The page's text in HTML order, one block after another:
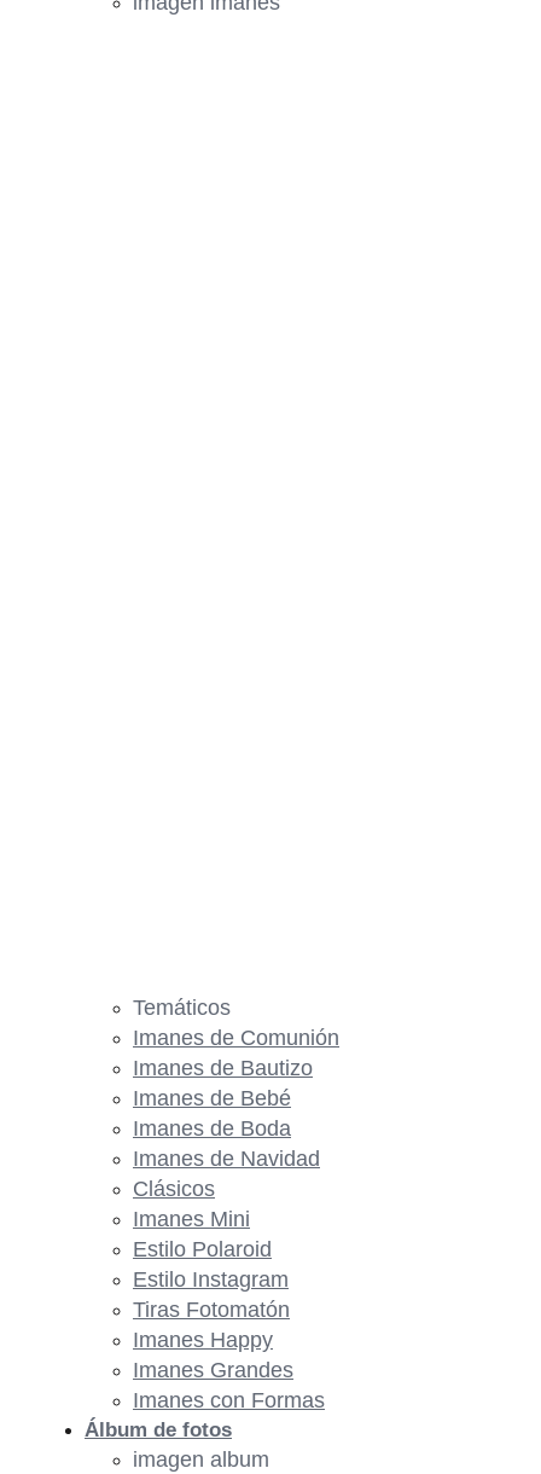
Temáticos
Imanes de Comunión
Imanes de Bautizo
Imanes de Bebé
Imanes de Boda
Imanes de Navidad
Clásicos
Imanes Mini
Estilo Polaroid
Estilo Instagram
Tiras Fotomatón
Imanes Happy
Imanes Grandes
Imanes con Formas
Álbum de fotos
imagen album